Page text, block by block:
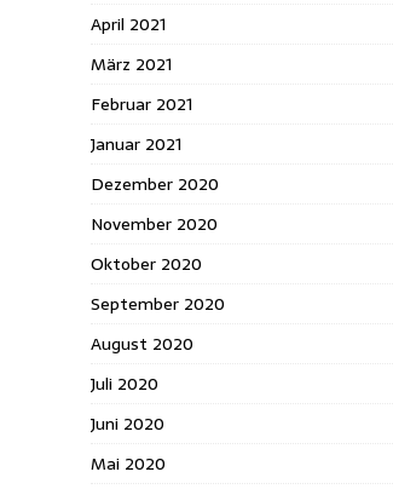
April 2021
März 2021
Februar 2021
Januar 2021
Dezember 2020
November 2020
Oktober 2020
September 2020
August 2020
Juli 2020
Juni 2020
Mai 2020